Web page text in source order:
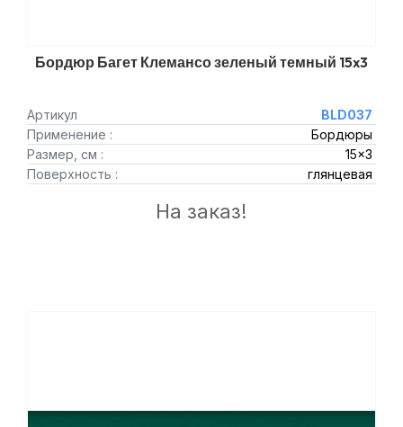
Бордюр Багет Клемансо зеленый темный 15x3
Артикул
BLD037
Применение :
Бордюры
Размер, см :
15x3
Поверхность :
глянцевая
На заказ!